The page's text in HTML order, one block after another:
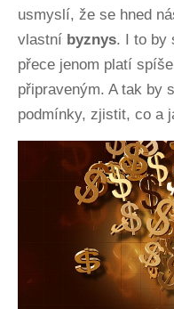
usmyslí, že se hned
vlastní byznys. I to by
přece jenom platí
připraveným. A tak by
podmínky, zjistit, co a